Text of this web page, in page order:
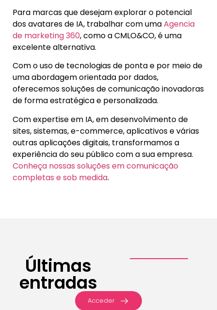
Para marcas que desejam explorar o potencial
dos avatares de IA, trabalhar com umaAgencia
de marketing 360, como a CMLO&CO, é uma
excelente alternativa.
Com o uso de tecnologias de ponta e por meio de
uma abordagem orientada por dados,
oferecemos soluções de comunicação inovadoras
de forma estratégica e personalizada.
Com expertise em IA, em desenvolvimento de
sites, sistemas, e-commerce, aplicativos e várias
outras aplicações digitais, transformamos a
experiência do seu público com a sua empresa.
Conheça nossas soluções em comunicação
completas e sob medida.
Últimas
entradas
Acceder